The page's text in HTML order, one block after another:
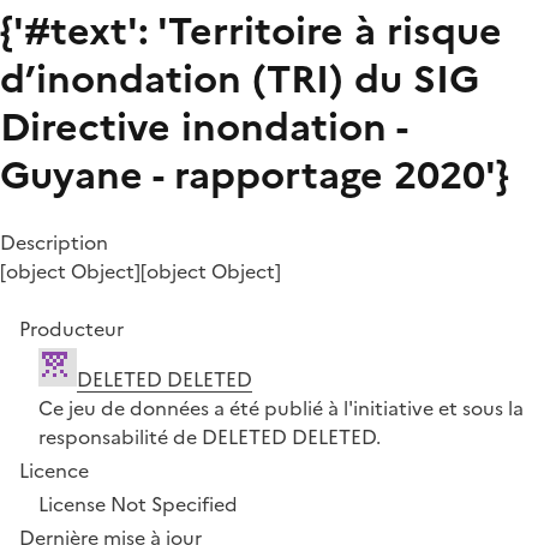
{'#text': 'Territoire à risque
d’inondation (TRI) du SIG
Directive inondation -
Guyane - rapportage 2020'}
Description
[object Object][object Object]
Producteur
DELETED DELETED
Ce jeu de données a été publié à l'initiative et sous la
responsabilité de DELETED DELETED.
Licence
License Not Specified
Dernière mise à jour